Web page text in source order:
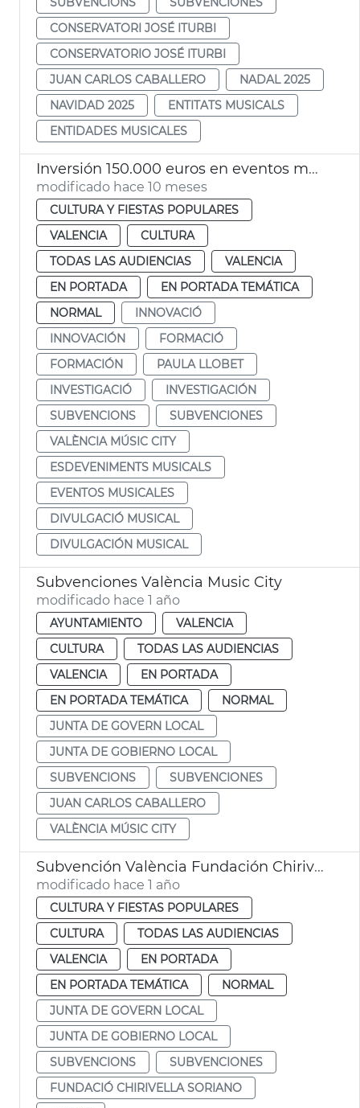
CONSERVATORI JOSÉ ITURBI
CONSERVATORIO JOSÉ ITURBI
JUAN CARLOS CABALLERO
NADAL 2025
NAVIDAD 2025
ENTITATS MUSICALS
ENTIDADES MUSICALES
Inversión 150.000 euros en eventos musicales de València Music City
modificado hace 10 meses
CULTURA Y FIESTAS POPULARES
VALENCIA
CULTURA
TODAS LAS AUDIENCIAS
VALENCIA
EN PORTADA
EN PORTADA TEMÁTICA
NORMAL
INNOVACIÓ
INNOVACIÓN
FORMACIÓ
FORMACIÓN
PAULA LLOBET
INVESTIGACIÓ
INVESTIGACIÓN
SUBVENCIONS
SUBVENCIONES
VALÈNCIA MÚSIC CITY
ESDEVENIMENTS MUSICALS
EVENTOS MUSICALES
DIVULGACIÓ MUSICAL
DIVULGACIÓN MUSICAL
Subvenciones València Music City
modificado hace 1 año
AYUNTAMIENTO
VALENCIA
CULTURA
TODAS LAS AUDIENCIAS
VALENCIA
EN PORTADA
EN PORTADA TEMÁTICA
NORMAL
JUNTA DE GOVERN LOCAL
JUNTA DE GOBIERNO LOCAL
SUBVENCIONS
SUBVENCIONES
JUAN CARLOS CABALLERO
VALÈNCIA MÚSIC CITY
Subvención València Fundación Chirivella Soriano
modificado hace 1 año
CULTURA Y FIESTAS POPULARES
CULTURA
TODAS LAS AUDIENCIAS
VALENCIA
EN PORTADA
EN PORTADA TEMÁTICA
NORMAL
JUNTA DE GOVERN LOCAL
JUNTA DE GOBIERNO LOCAL
SUBVENCIONS
SUBVENCIONES
FUNDACIÓ CHIRIVELLA SORIANO